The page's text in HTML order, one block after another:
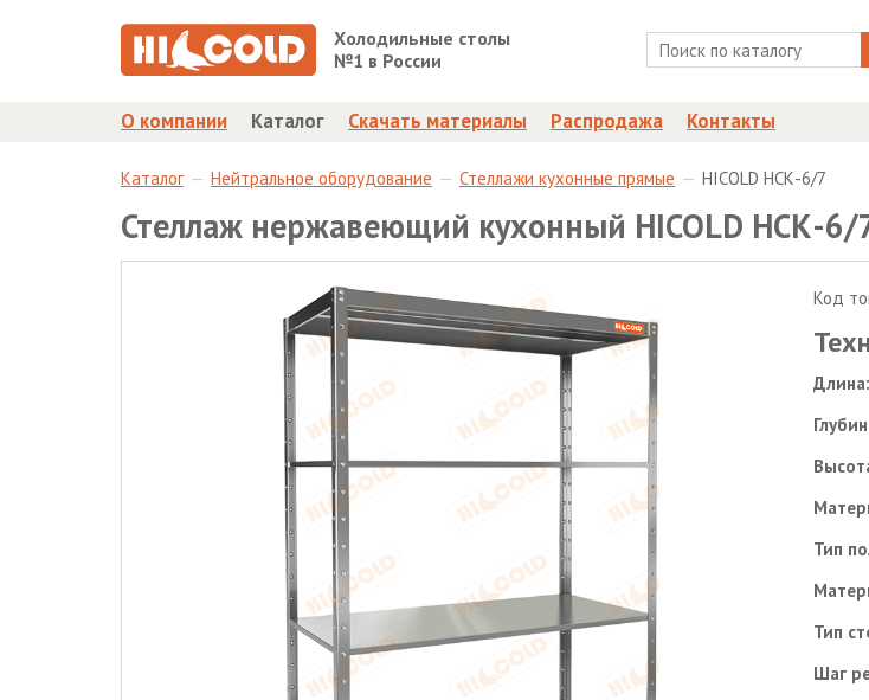
Холодильные столы
№1 в России
О компании Каталог Скачать материалы Распродажа Контакты
Каталог Нейтральное оборудование Стеллажи кухонные прямые HICOLD НСК-6/7
Стеллаж нержавеющий кухонный HICOLD НСК-6/
Код
Длина:
Тип
Тип
Шаг